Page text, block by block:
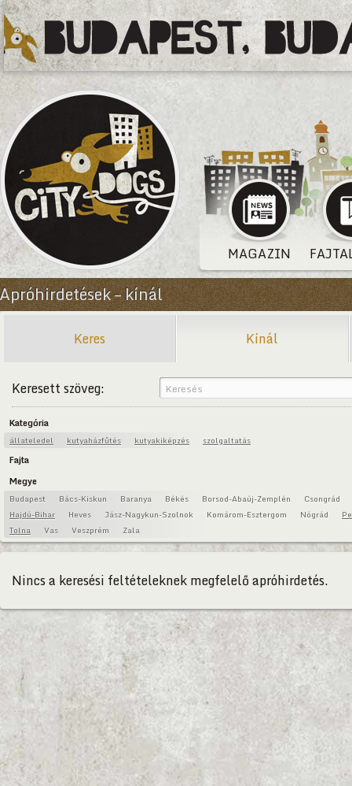
MAGAZIN
Apróhirdetések – kínál
Keres Kínál
Keresett szöveg:
Kategória
állateledel kutyaházfűtés kutyakiképzés szolgaltatás
Fajta
Megye
Budapest Bács-Kiskun Baranya Békés Borsod-Abaúj-Zemplén
Csongrád
Hajdú-Bihar
Heves Jász-Nagykun-Szolnok Komárom-Esztergom Nógrád
Tolna
Vas Veszprém Zala
Nincs a keresési feltételeknek megfelelő apróhirdetés.